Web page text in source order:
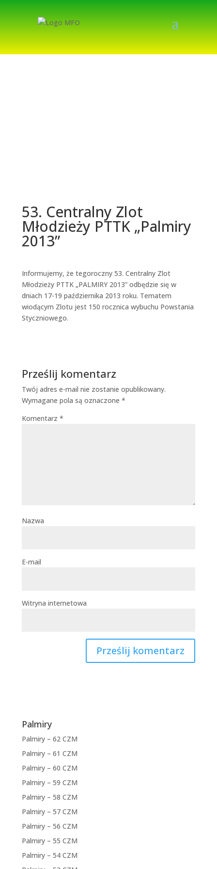
53. Centralny Zlot
Młodzieży PTTK „Palmiry
2013”
Informujemy, że tegoroczny 53. Centralny Zlot
Młodzieży PTTK „PALMIRY 2013” odbędzie się w
dniach 17-19 października 2013 roku. Tematem
wiodącym Zlotu jest 150 rocznica wybuchu Powstania
Styczniowego.
Prześlij komentarz
Twój adres e-mail nie zostanie opublikowany.
Wymagane pola są oznaczone *
Komentarz *
Nazwa
E-mail
Witryna internetowa
Palmiry
Palmiry – 62 CZM
Palmiry – 61 CZM
Palmiry – 60 CZM
Palmiry – 59 CZM
Palmiry – 58 CZM
Palmiry – 57 CZM
Palmiry – 56 CZM
Palmiry – 55 CZM
Palmiry – 54 CZM